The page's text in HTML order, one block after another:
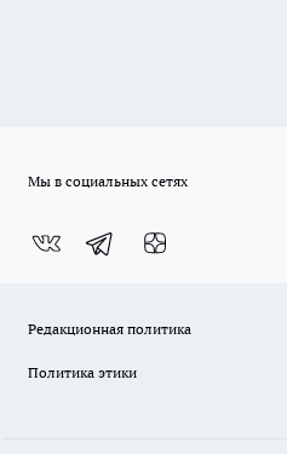
Мы в социальных сетях
Редакционная политика
Политика этики